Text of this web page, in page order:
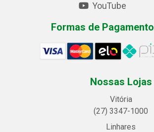
YouTube
Formas de Pagamento
Nossas Lojas
Vitória
(27) 3347-1000
Linhares